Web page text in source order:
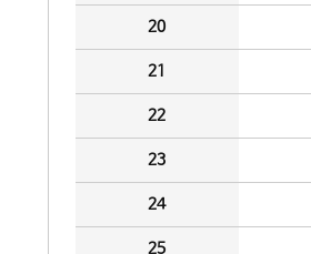
20
21
22
23
24
25